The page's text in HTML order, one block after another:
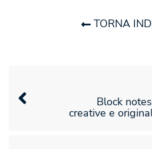
TORNA
Block
creative e